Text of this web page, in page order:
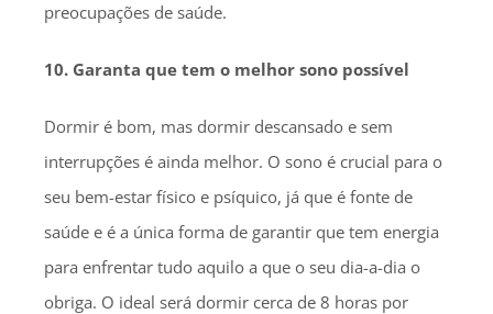
preocupações de saúde.
10. Garanta que tem o melhor sono possível
Dormir é bom, mas dormir descansado e sem
interrupções é ainda melhor. O sono é crucial para o
seu bem-estar físico e psíquico, já que é fonte de
saúde e é a única forma de garantir que tem energia
para enfrentar tudo aquilo a que o seu dia-a-dia o
obriga. O ideal será dormir cerca de 8 horas por